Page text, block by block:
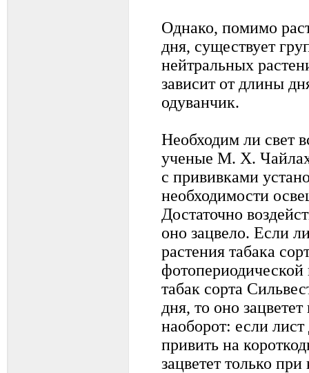
Однако, помимо
дня, существует
нейтральных
зависит от длины
одуванчик.
Необходим ли свет
ученые М. Х.
с прививками
необходимости
Достаточно
оно зацвело. Если
растения табака
табак сорта
дня, то оно
наоборот: если
привить на
зацветет только